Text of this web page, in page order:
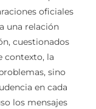
oficiales
una relación
cuestionados
contexto, la
sino
en cada
los mensajes